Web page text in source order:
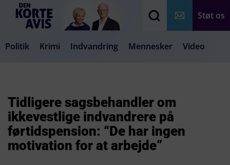
Støt os
Politik Krimi Indvandring Mennesker Video
Tidligere sagsbehandler om
ikkevestlige indvandrere på
førtidspension: “De har ingen
motivation for at arbejde”